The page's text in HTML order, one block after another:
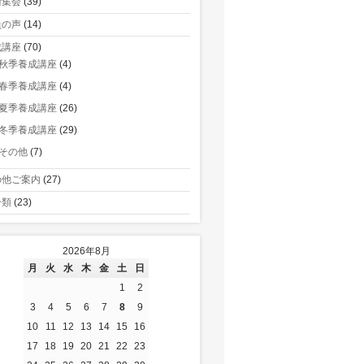
声 (14)
座 (70)
季養成講座 (4)
季養成講座 (4)
夏季養成講座 (26)
季養成講座 (29)
その他 (7)
ご案内 (27)
(23)
2026年8月
月
火 水 木 金 土
日
1
2
3
4 5 6 7 8
9
10
11 12 13 14 15
16
17
18 19 20 21 22
23